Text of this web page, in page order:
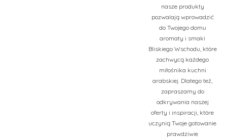
nasze produkty
pozwalają wprowadzić
do Twojego domu
aromaty i smaki
Bliskiego Wschodu, które
zachwycą każdego
miłośnika kuchni
arabskiej. Dlatego też,
zapraszamy do
odkrywania naszej
oferty i inspiracji, które
uczynią Twoje gotowanie
prawdziwie